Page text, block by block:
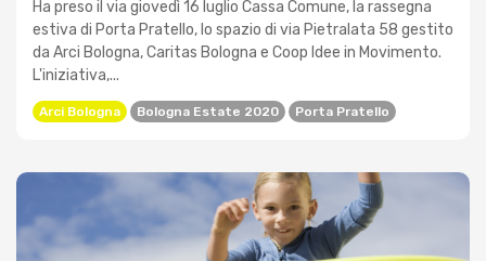
Ha preso il via giovedì 16 luglio Cassa Comune, la rassegna
estiva di Porta Pratello, lo spazio di via Pietralata 58 gestito
da Arci Bologna, Caritas Bologna e Coop Idee in Movimento.
L'iniziativa,...
Arci Bologna Bologna Estate 2020 Porta Pratello